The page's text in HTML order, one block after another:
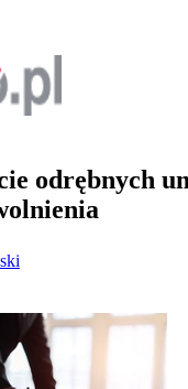
odrębnych